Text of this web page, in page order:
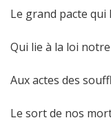
Le grand pacte qui
Qui lie à la loi
Aux actes des
Le sort de nos